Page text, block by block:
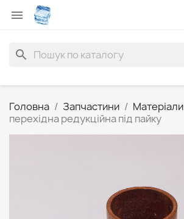

search
Головна Запчастини Матеріали
перехідна редукційна під пайку